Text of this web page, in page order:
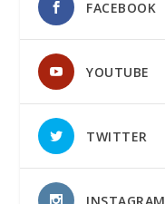
FACEBOOK
YOUTUBE
TWITTER
INSTAGRAM